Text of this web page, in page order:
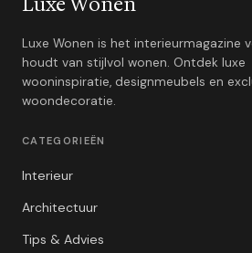
Luxe Wonen is het interieurmagazine
houdt van stijlvol wonen. Ontdek luxe
wooninspiratie, designmeubels en
woondecoratie.
CATEGORIEËN
Interieur
Architectuur
Tips & Advies